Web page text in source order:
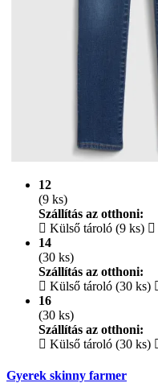
12
(9 ks)
Szállítás az otthoni:
Külső tároló (9 ks)
14
(30 ks)
Szállítás az otthoni:
Külső tároló (30 ks)
16
(30 ks)
Szállítás az otthoni:
Külső tároló (30 ks)
Gyerek skinny farmer